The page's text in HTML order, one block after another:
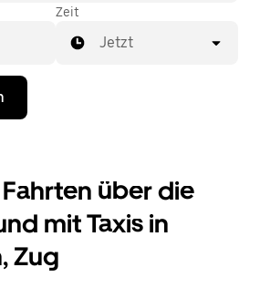
dir ein Taxi für deine Fahrt
Zeit
Jetzt
über die
mit Taxis in
Zug